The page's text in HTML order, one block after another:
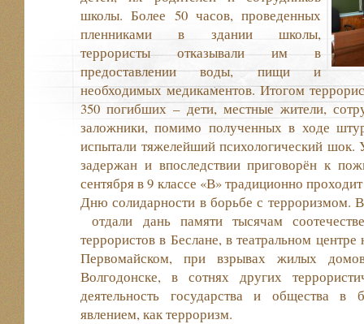
школы. Более 50 часов, проведенных
пленниками в здании школы,
террористы отказывали им в
предоставлении воды, пищи и
необходимых медикаментов. Итогом
350 погибших – дети, местные жители,
заложники, помимо полученных в ходе
испытали тяжелейший психологический шок.
задержан и впоследствии приговорён к
сентября в 9 классе «В» традиционно
Дню солидарности в борьбе с терроризмом. В
отдали дань памяти тысячам
террористов в Беслане, в театральном
Первомайском, при взрывах жилых
Волгодонске, в сотнях других
деятельность государства и общества
явлением, как терроризм.